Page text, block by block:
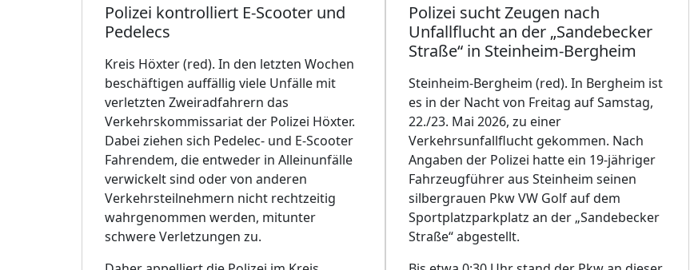
Polizei kontrolliert E-Scooter und
Pedelecs
Kreis Höxter (red). In den letzten Wochen
beschäftigen auffällig viele Unfälle mit
verletzten Zweiradfahrern das
Verkehrskommissariat der Polizei Höxter.
Dabei ziehen sich Pedelec- und E-Scooter
Fahrendem, die entweder in Alleinunfälle
verwickelt sind oder von anderen
Verkehrsteilnehmern nicht rechtzeitig
wahrgenommen werden, mitunter
schwere Verletzungen zu.
Polizei sucht Zeugen nach
Unfallflucht an der „Sandebecker
Straße“ in Steinheim-Bergheim
Steinheim-Bergheim (red). In Bergheim ist
es in der Nacht von Freitag auf Samstag,
22./23. Mai 2026, zu einer
Verkehrsunfallflucht gekommen. Nach
Angaben der Polizei hatte ein 19-jähriger
Fahrzeugführer aus Steinheim seinen
silbergrauen Pkw VW Golf auf dem
Sportplatzparkplatz an der „Sandebecker
Straße“ abgestellt.